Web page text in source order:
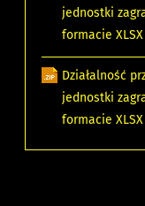
jednostki
formacie XLSX
Działalność
jednostki
formacie